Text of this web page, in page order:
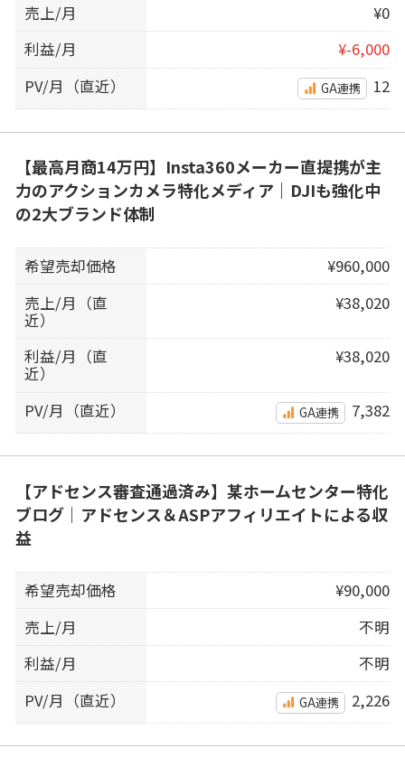
売上/月
¥0
利益/月
¥-6,000
PV/月（直近）
GA連携 12
【最高月商14万円】Insta360メーカー直提携が主
力のアクションカメラ特化メディア｜DJIも強化中
の2大ブランド体制
希望売却価格
¥960,000
売上/月（直
近）
¥38,020
利益/月（直
近）
¥38,020
PV/月（直近） GA連携 7,382
【アドセンス審査通過済み】某ホームセンター特化
ブログ｜アドセンス＆ASPアフィリエイトによる収
益
希望売却価格
¥90,000
売上/月
不明
利益/月
不明
PV/月（直近）
GA連携 2,226